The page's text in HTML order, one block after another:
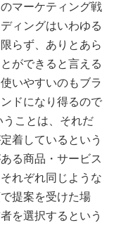
マーケティング戦
ィングはいわゆる
らず、ありとあら
ができると言える
いやすいのもブラ
ドになり得るので
ことは、それだ
着しているという
る商品・サービス
れぞれ同じような
提案を受けた場
を選択するという